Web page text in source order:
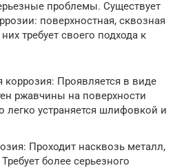
проблемы. Существует
поверхностная, сквозная
требует своего подхода к
коррозия: Проявляется в виде
ржавчины на поверхности
легко устраняется шлифовкой и
Проходит насквозь металл,
более серьезного